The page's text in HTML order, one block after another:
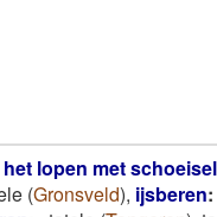
lopen met
(Gronsveld), ijsberen: